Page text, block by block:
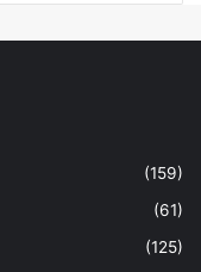
(159)
(61)
(125)